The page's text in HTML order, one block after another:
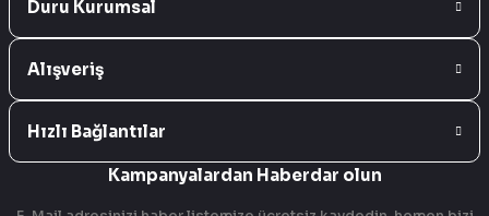
Duru Kurumsal
Alışveriş
Hızlı Bağlantılar
Kampanyalardan Haberdar olun